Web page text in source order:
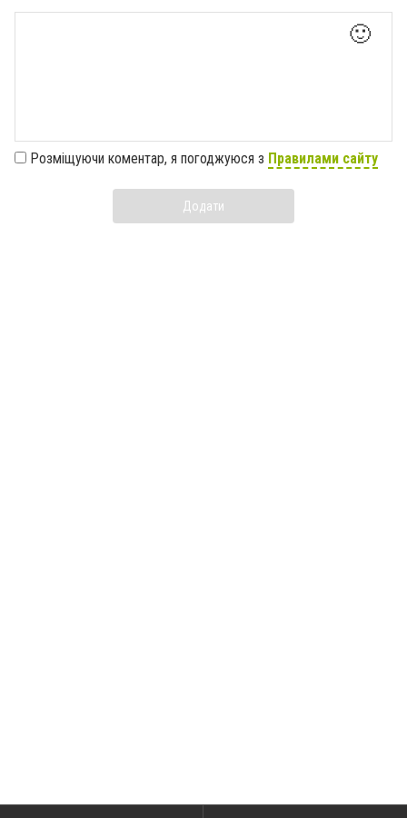
🙂
Розміщуючи коментар, я погоджуюся з Правилами сайту
Додати